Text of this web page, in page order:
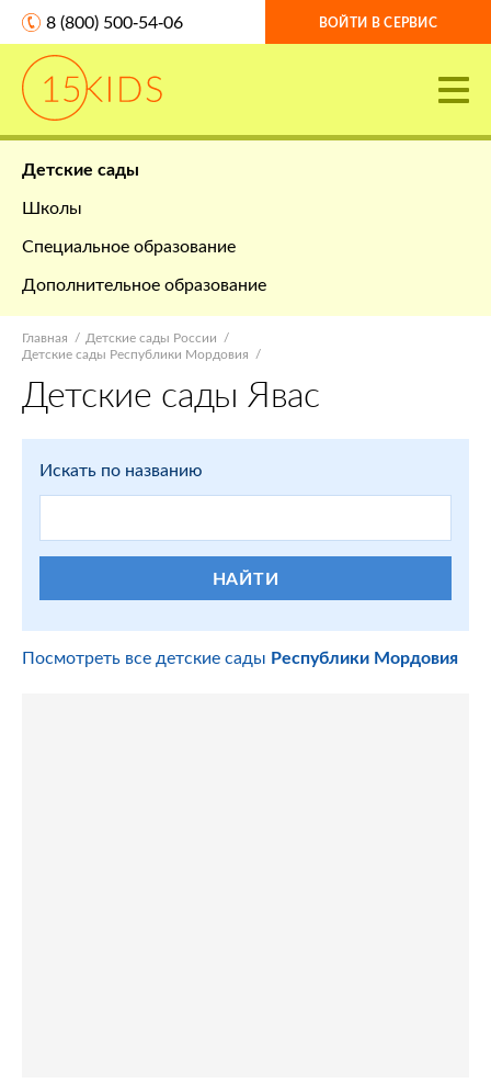
8 (800) 500-54-06 ВОЙТИ В СЕРВИС
Детские сады
Школы
Специальное образование
Дополнительное образование
Главная
Детские сады России
Детские сады Республики Мордовия
Детские сады Явас
Искать по названию
НАЙТИ
Посмотреть все детские сады Республики Мордовия